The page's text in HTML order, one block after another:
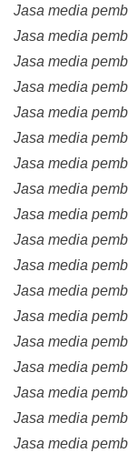
Jasa media
Jasa media
Jasa media
Jasa media
Jasa media
Jasa media
Jasa media
Jasa media
Jasa media
Jasa media
Jasa media
Jasa media
Jasa media
Jasa media
Jasa media
Jasa media
Jasa media
Jasa media